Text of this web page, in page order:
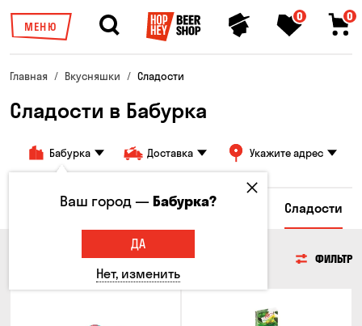
МЕНЮ
0 0
Главная Вкусняшки Сладости
Сладости в Бабурка
Бабурка Доставка Укажите адрес
Гренки и Сухарики Злаковые снеки Сладости
СЛАДОСТИ ФИЛЬТР
Ваш город —Бабурка?
ДА
Нет, изменить